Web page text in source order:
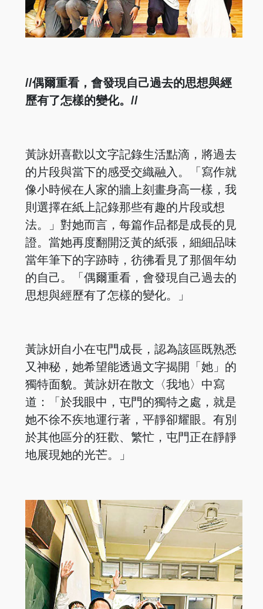
//偶爾重看，會發現自己過去的思想與經
歷有了怎樣的變化。//
黃詠姸喜歡以文字記錄生活點滴，將過去
的片段與當下的感受交織融入。「寫作就
像小時候在人家的牆上刻畫身高一樣，我
則選擇在紙上記錄那些有趣的片段或想
法。」對她而言，每篇作品都是成長的見
證。當她再度翻開泛黃的紙張，細細品味
當年筆下的字跡時，彷彿看見了那個年幼
的自己。「偶爾重看，會發現自己過去的
思想與經歷有了怎樣的變化。」
黃詠姸自小在屯門成長，認為該區既熟悉
又神秘，她希望能透過文字揭開「她」的
獨特面貌。黃詠姸在散文〈我地〉中寫
道：「於我眼中，屯門的獨特之處，就是
她不徐不疾地運行著，平靜卻耀眼。有別
於其他區分的狂歡、繁忙，屯門正在靜靜
地展現她的光芒。」